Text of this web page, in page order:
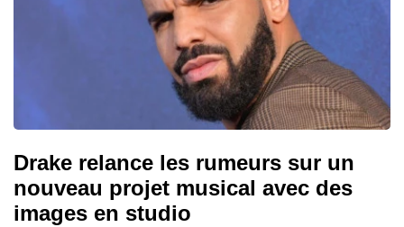
Drake relance les rumeurs sur un
nouveau projet musical avec des
images en studio